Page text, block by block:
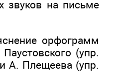
звуков на письме
орфограмм
(упр.
А. Плещеева (упр.